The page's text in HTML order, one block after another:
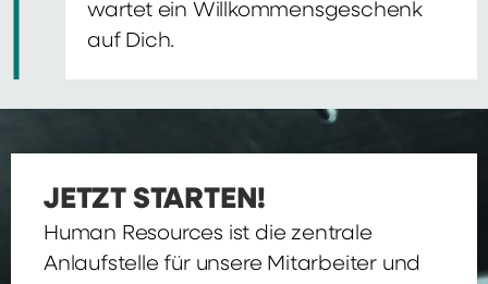
wartet ein Willkommensgeschenk
auf Dich.
JETZT STARTEN!
Human Resources ist die zentrale
Anlaufstelle für unsere Mitarbeiter und